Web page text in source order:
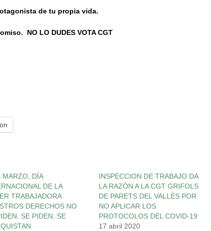
de tu propia vida.
NO LO DUDES VOTA CGT
MARZO, DÍA
DE LA
TRABAJADORA.
DERECHOS NO
SE PIDEN. SE
INSPECCION DE TRABAJO DA
LA RAZÓN A LA CGT GRIFOLS
DE PARETS DEL VALLÈS POR
NO APLICAR LOS
PROTOCOLOS DEL COVID-19
17 abril 2020